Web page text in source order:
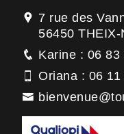
7 rue des
56450 THEIX-
Karine : 06 83
Oriana : 06 11